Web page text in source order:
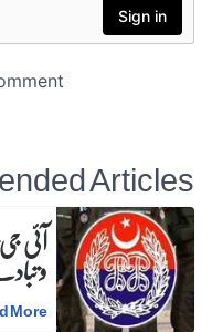
Articles
و
More